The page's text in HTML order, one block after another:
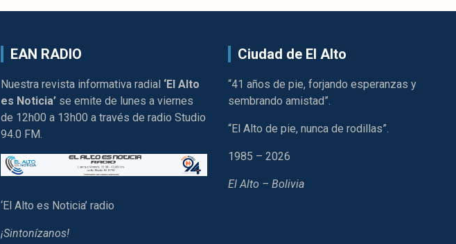
EAN RADIO
Nuestra revista informativa radial ‘El Alto
es Noticia’ se emite de lunes a viernes
de 12h00 a 13h00 a través de radio Studio
94.0 FM.
‘El Alto es Noticia’ radio
¡Sintonízanos!
Ciudad de El Alto
“41 años de pie, forjando esperanzas y
sembrando amistad”.
“El Alto de pie, nunca de rodillas”.
1985 – 2026
El Alto – Bolivia